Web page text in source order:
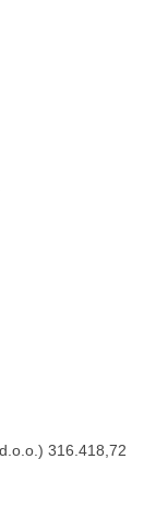
316.418,72